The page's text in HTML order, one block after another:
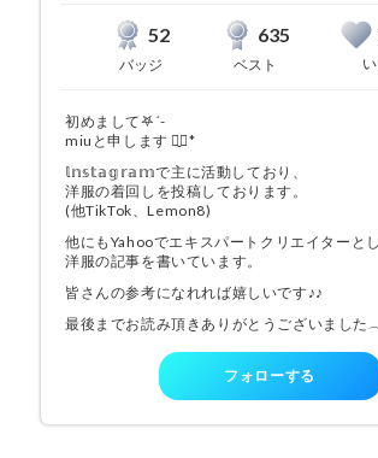
52
バッジ
635
ベスト
初めまして𖤐´-
miuと申します︎︎ ⠉̮⃝︎︎*
𝕝𝕟𝕤𝕥𝕒𝕘𝕣𝕒𝕞で主に活動しており、
洋服の着回しを投稿しております。
(他TikTok、Lemon8)
他にもYahooでエキスパートクリエイターと
洋服の記事を書いています。
皆さんの参考になれれば嬉しいです♪♪
最後までお読み頂きありがとうございました
フォローする